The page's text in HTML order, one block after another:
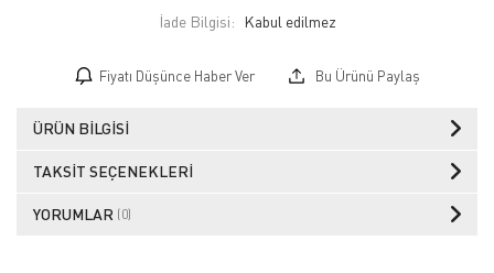
İade Bilgisi:
Fiyatı Düşünce Haber Ver Bu Ürünü Paylaş
ÜRÜN BILGISI
TAKSIT SEÇENEKLERI
YORUMLAR (0)